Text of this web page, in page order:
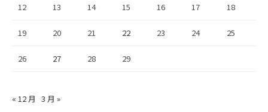
12 13 14 15 16 17 18
19 20 21 22 23 24 25
26 27 28 29
« 12 月 3 月 »